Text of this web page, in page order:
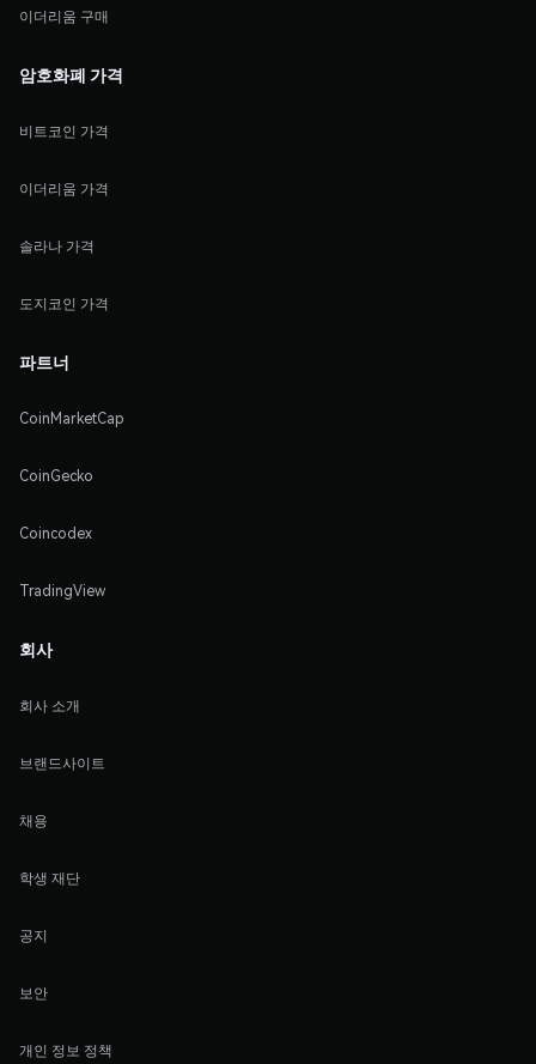
이더리움 구매
암호화폐 가격
비트코인 가격
이더리움 가격
솔라나 가격
도지코인 가격
파트너
CoinMarketCap
CoinGecko
Coincodex
TradingView
회사
회사 소개
브랜드사이트
채용
학생 재단
공지
보안
개인 정보 정책